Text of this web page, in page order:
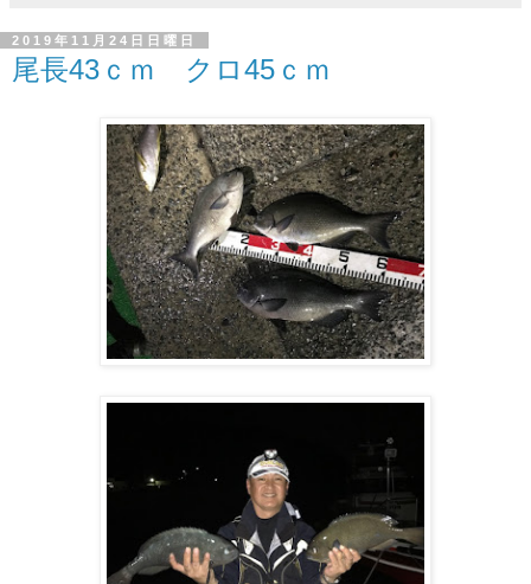
2019年11月24日日曜日
尾長43ｃｍ クロ45ｃｍ